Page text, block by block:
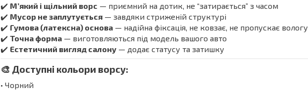
✔️ М’який і щільний ворс — приємний на дотик, не “затирається” з часом
✔️ Мусор не заплутується — завдяки стриженій структурі
✔️ Гумова (латексна) основа — надійна фіксація, не ковзає, не пропускає вологу
✔️ Точна форма — виготовляються під модель вашого авто
✔️ Естетичний вигляд салону — додає статусу та затишку
🎨 Доступні кольори ворсу:
• Чорний